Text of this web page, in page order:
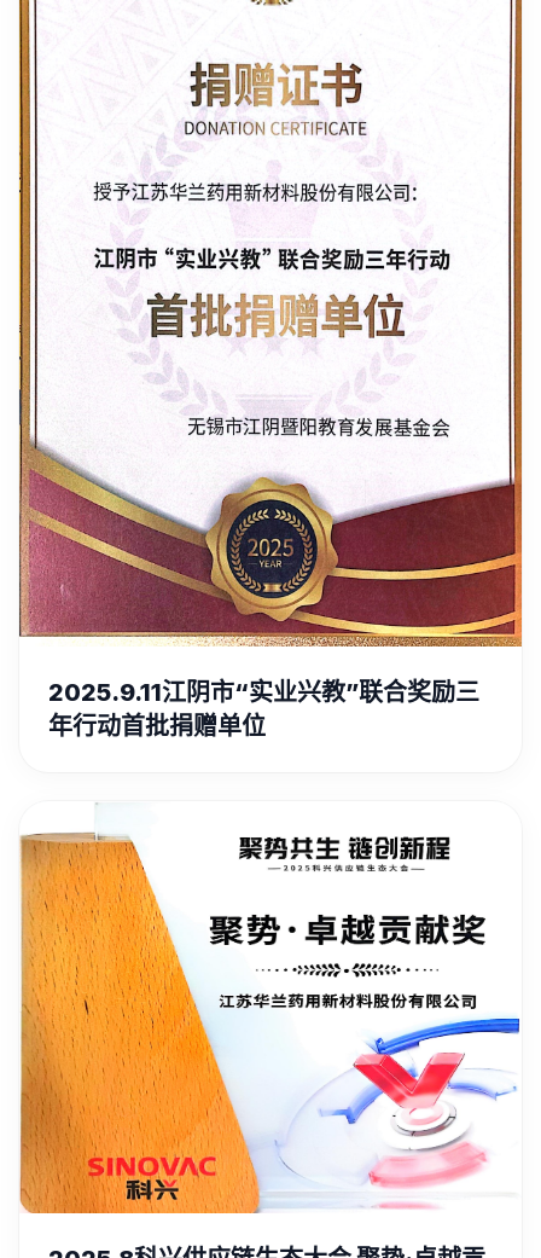
2025.9.11江阴市“实业兴教”联合奖励三
年行动首批捐赠单位